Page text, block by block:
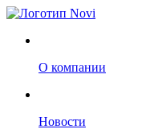
О компании
Новости